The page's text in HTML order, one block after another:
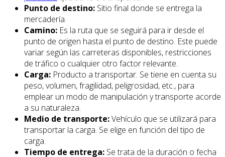
Punto de destino: Sitio final donde se entrega la
mercadería.
Camino: Es la ruta que se seguirá para ir desde el
punto de origen hasta el punto de destino. Este puede
variar según las carreteras disponibles, restricciones
de tráfico o cualquier otro factor relevante.
Carga: Producto a transportar. Se tiene en cuenta su
peso, volumen, fragilidad, peligrosidad, etc., para
emplear un modo de manipulación y transporte acorde
a su naturaleza.
Medio de transporte:Vehículo que se utilizará para
transportar la carga. Se elige en función del tipo de
carga.
Tiempo de entrega: Se trata de la duración o fecha